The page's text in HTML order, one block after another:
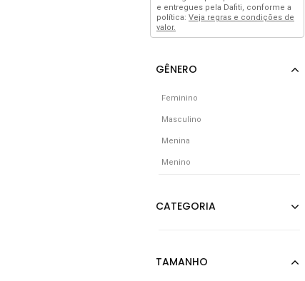
e entregues pela Dafiti, conforme a
política: Veja regras e condições de
valor.
Feminino
Masculino
Menina
Menino